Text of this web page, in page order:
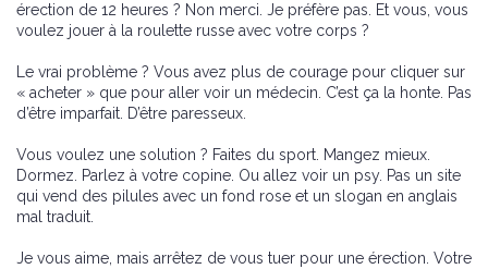
érection de 12 heures ? Non merci. Je préfère pas. Et vous, vous
voulez jouer à la roulette russe avec votre corps ?
Le vrai problème ? Vous avez plus de courage pour cliquer sur
« acheter » que pour aller voir un médecin. C’est ça la honte. Pas
d’être imparfait. D’être paresseux.
Vous voulez une solution ? Faites du sport. Mangez mieux.
Dormez. Parlez à votre copine. Ou allez voir un psy. Pas un site
qui vend des pilules avec un fond rose et un slogan en anglais
mal traduit.
Je vous aime, mais arrêtez de vous tuer pour une érection. Votre